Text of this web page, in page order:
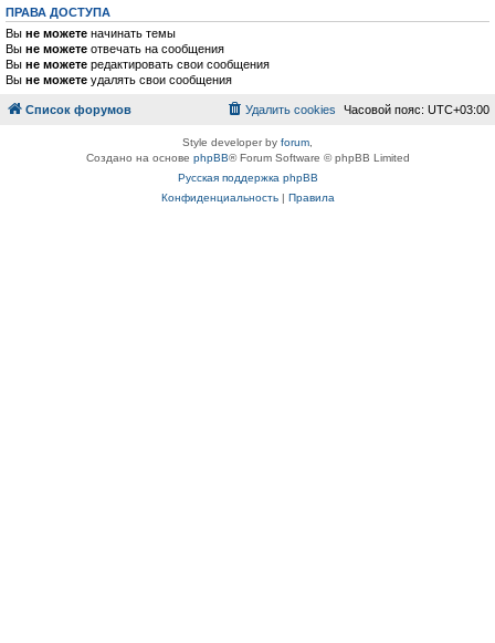
ПРАВА ДОСТУПА
Вы не можете начинать темы
Вы не можете отвечать на сообщения
Вы не можете редактировать свои сообщения
Вы не можете удалять свои сообщения
Список форумов Часовой пояс: UTC+03:00
Удалить cookies
Style developer by forum
Создано на основе phpBB® Forum Software © phpBB Limited
Русская поддержка phpBB
Конфиденциальность| Правила